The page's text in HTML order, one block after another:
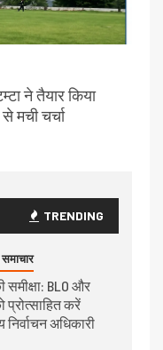
ने तैयार किया
मची चर्चा
TRENDING
समाचार
समीक्षा: BLO और
करें
अधिकारी